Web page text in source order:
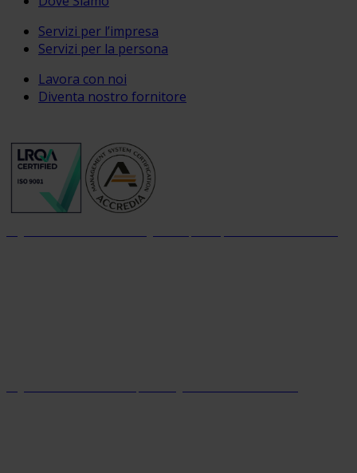
Servizi per l’impresa
Servizi per la persona
Lavora con noi
Diventa nostro fornitore